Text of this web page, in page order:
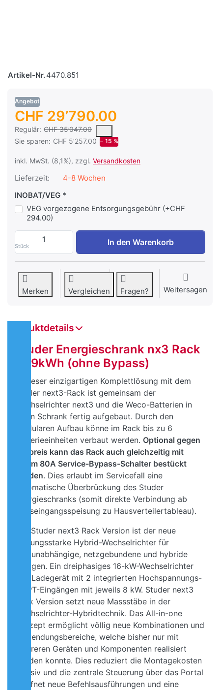
Artikel-Nr.4470.851
Angebot
CHF 29’790.00
Regulär: CHF 35’047.00
Es handelt sich um den mittleren Verkaufspreis, den Kunden
Sie sparen: CHF 5’257.00 − 15 %
inkl. MwSt. (8,1%), zzgl. Versandkosten
Lieferzeit:
4-8 Wochen
INOBAT/VEG
VEG vorgezogene Entsorgungsgebühr (+CHF
294.00)
Stück
Energieschrank nx3 Rack 15.9kWh ohne
In den Warenkorb
Merken Vergleichen Fragen? Weitersagen
Produktdetails
Studer Energieschrank nx3 Rack
15.9kWh (ohne Bypass)
In dieser einzigartigen Komplettlösung mit dem
Studer next3-Rack ist gemeinsam der
Wechselrichter next3 und die Weco-Batterien in
einen Schrank fertig aufgebaut. Durch den
modularen Aufbau könne im Rack bis zu 6
Batterieeinheiten verbaut werden. Optional gegen
Aufpreis kann das Rack auch gleichzeitig mit
einem 80A Service-Bypass-Schalter bestückt
werden. Dies erlaubt im Servicefall eine
automatische Überbrückung des Studer
Energieschranks (somit direkte Verbindung ab
Hauseingangsspeisung zu Hausverteilertableau).
Der Studer next3 Rack Version ist der neue
leistungsstarke Hybrid-Wechselrichter für
netzunabhängige, netzgebundene und hybride
Anlagen. Ein dreiphasiges 16-kW-Wechselrichter
und Ladegerät mit 2 integrierten Hochspannungs-
MPPT-Eingängen mit jeweils 8 kW. Studer next3
Rack Version setzt neue Massstäbe in der
Wechselrichter-Hybridtechnik. Das All-in-one
Konzept ermöglicht völlig neue Kombinationen und
Anwendungsbereiche, welche bisher nur mit
mehreren Geräten und Komponenten realisiert
werden konnte. Dies reduziert die Montagekosten
massiv und die zentrale Steuerung über das Portal
eröffnet neue Befehlsausführungen und eine